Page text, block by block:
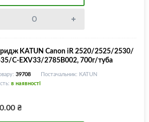
KATUN Canon iR 2520/2525/2530/
C-EXV33/2785B002, 700г/туба
39708
Постачальник: KATUN
в наявності
₴